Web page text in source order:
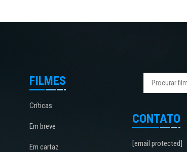
FILMES
Críticas
Em breve
Em cartaz
CONTATO
[email protected]